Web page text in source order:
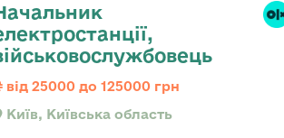
від 25000 до 125000 грн
Київ, Київська область